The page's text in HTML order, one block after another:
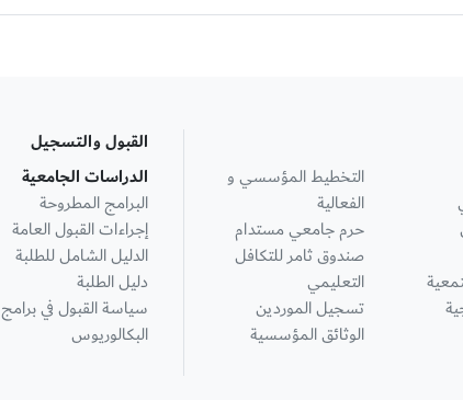
التخطيط المؤسسي و
الفعالية
حرم جامعي مستدام
صندوق ثامر للتكافل
التعليمي
تسجيل الموردين
الوثائق المؤسسية
القبول والتسجيل
الدراسات الجامعية
البرامج المطروحة
إجراءات القبول العامة
الدليل الشامل للطلبة
دليل الطلبة
سياسة القبول في برامج
البكالوريوس